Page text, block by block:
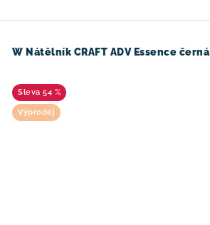
W Nátělník CRAFT ADV Essence černá
54 %
Výprodej